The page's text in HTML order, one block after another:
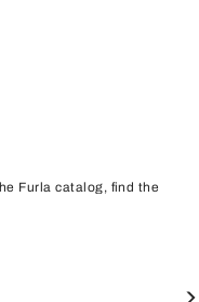
Furla catalog, find the
online store.